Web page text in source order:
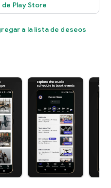
de Play Store
a la lista de deseos